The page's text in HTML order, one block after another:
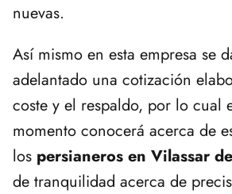
nuevas.
Así mismo en esta empresa se
adelantado una cotización
coste y el respaldo, por lo cual
momento conocerá acerca de
los persianeros en Vilassar
de tranquilidad acerca de